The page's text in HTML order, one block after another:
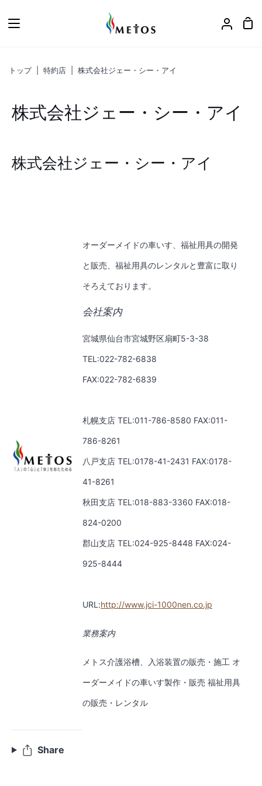
キ
ア
カ
トップ| 特約店 株式会社ジェー・シー・アイ
株式会社ジェー・シー・アイ
株式会社ジェー・シー・アイ
オーダーメイドの車いす、福祉用具の開発
と販売、福祉用具のレンタルと豊富に取り
そろえております。
会社案内
宮城県仙台市宮城野区扇町5-3-38
TEL:022-782-6838
FAX:022-782-6839
札幌支店 TEL:011-786-8580 FAX:011-
786-8261
八戸支店 TEL:0178-41-2431 FAX:0178-
41-8261
秋田支店 TEL:018-883-3360 FAX:018-
824-0200
郡山支店 TEL:024-925-8448 FAX:024-
925-8444
URL:http://www.jci-1000nen.co.jp
業務案内
メトス介護浴槽、入浴装置の販売・施工 オ
ーダーメイドの車いす製作・販売 福祉用具
の販売・レンタル
Share